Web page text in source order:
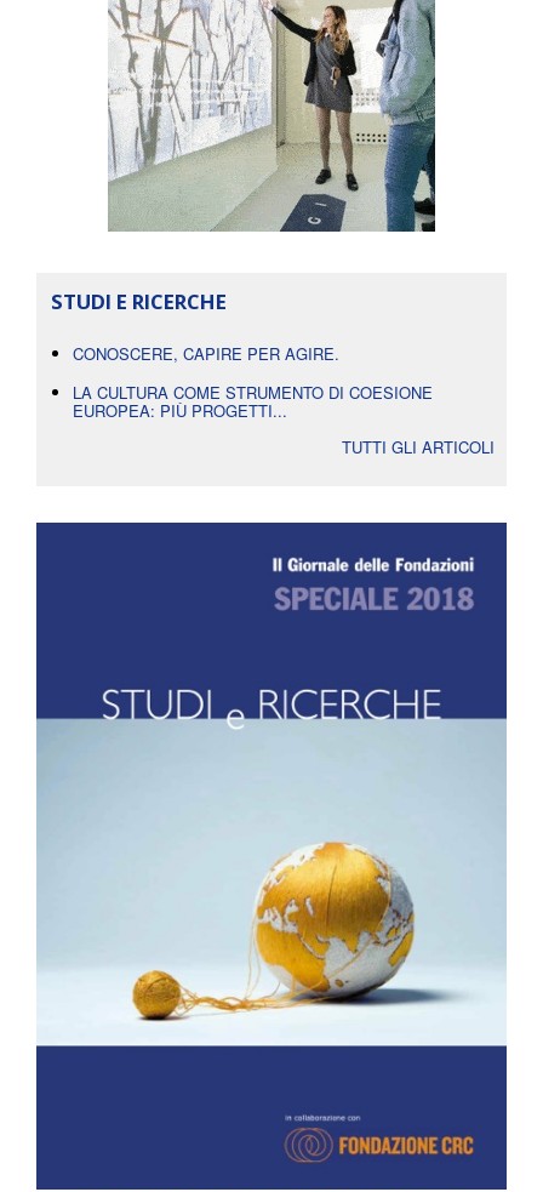
STUDI E RICERCHE
CONOSCERE, CAPIRE PER AGIRE.
LA CULTURA COME STRUMENTO DI COESIONE
EUROPEA: PIÙ PROGETTI...
TUTTI GLI ARTICOLI